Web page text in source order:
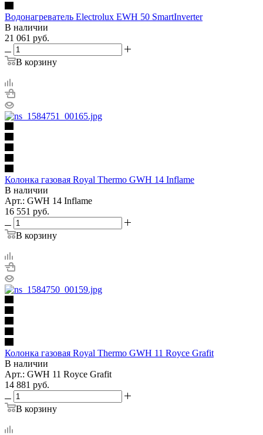
Водонагреватель Electrolux EWH 50 SmartInverter
В наличии
21 061 руб.
В корзину
Колонка газовая Royal Thermo GWH 14 Inflame
В наличии
Арт.: GWH 14 Inflame
16 551 руб.
В корзину
Колонка газовая Royal Thermo GWH 11 Royce Grafit
В наличии
Арт.: GWH 11 Royce Grafit
14 881 руб.
В корзину